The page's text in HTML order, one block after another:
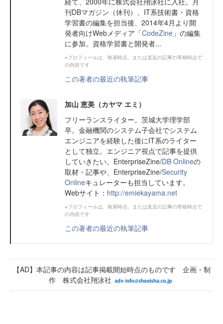
刊DBマガジン（休刊）、IT系技術書・資格
学習書の編集を担当後、2014年4月より開
発者向けWebメディア「CodeZine 」の編集
に参加。資格学習書と開発者...
※プロフィールは、執筆時点、または直近の記事の寄稿時点で
の内容です
この著者の最近の執筆記事
加山 恵美（カヤマ エミ）
フリーランスライター。茨城大学理学部
卒。金融機関のシステム子会社でシステム
エンジニアを経験した後にIT系のライター
として独立。エンジニア視点で記事を提供
していきたい。EnterpriseZine/DB Onlineの
取材・記事や、EnterpriseZine/Security
Onlineキュレーターも担当しています。
Webサイト： http://emiekayama.net
※プロフィールは、執筆時点、または直近の記事の寄稿時点で
の内容です
この著者の最近の執筆記事
【AD】本記事の内容は記事掲載開始時点のものです 企画・制
作 株式会社翔泳社